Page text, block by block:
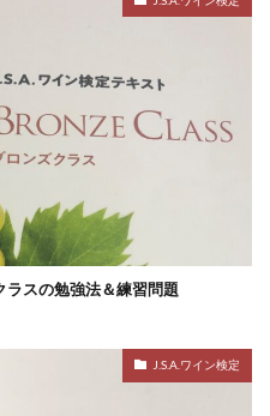
ラスの勉強法＆練習問題
J.S.A.ワイン検定